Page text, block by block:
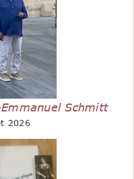
Schmitt
2026